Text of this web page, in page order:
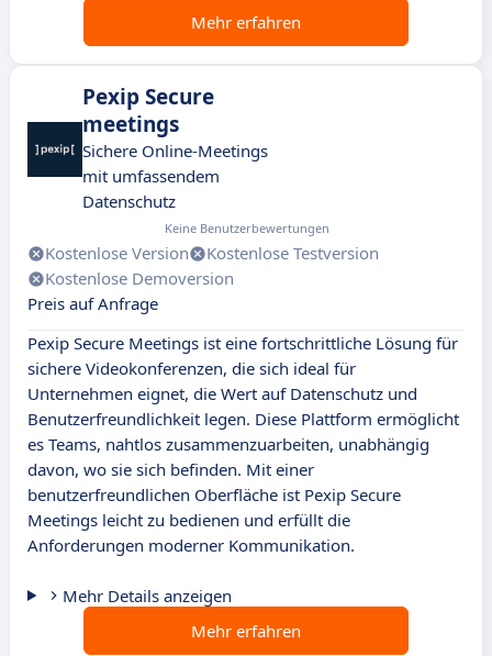
Mehr erfahren
Pexip Secure
meetings
Sichere Online-Meetings
mit umfassendem
Datenschutz
Keine Benutzerbewertungen
Kostenlose Version
Kostenlose Testversion
Kostenlose Demoversion
Preis auf Anfrage
Pexip Secure Meetings ist eine fortschrittliche Lösung für
sichere Videokonferenzen, die sich ideal für
Unternehmen eignet, die Wert auf Datenschutz und
Benutzerfreundlichkeit legen. Diese Plattform ermöglicht
es Teams, nahtlos zusammenzuarbeiten, unabhängig
davon, wo sie sich befinden. Mit einer
benutzerfreundlichen Oberfläche ist Pexip Secure
Meetings leicht zu bedienen und erfüllt die
Anforderungen moderner Kommunikation.
Mehr Details anzeigen
Mehr erfahren